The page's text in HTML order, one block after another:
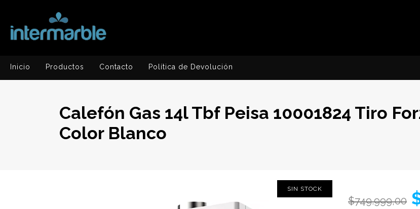
Inicio Productos Contacto Política de Devolución
Calefón Gas 14l Tbf Peisa 10001824 Tiro
Color Blanco
SIN STOCK
$749.999,00